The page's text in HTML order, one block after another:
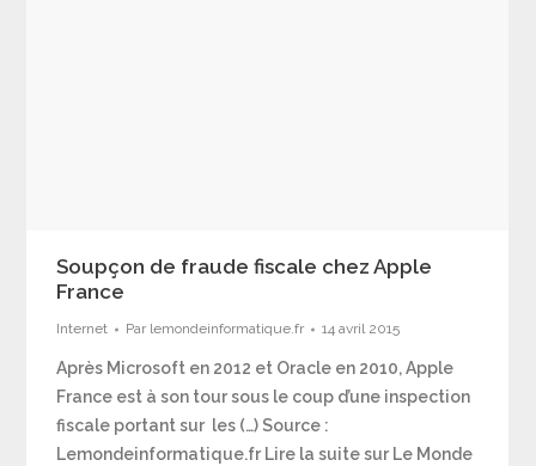
Soupçon de fraude fiscale chez Apple
France
Internet Par lemondeinformatique.fr 14 avril 2015
Après Microsoft en 2012 et Oracle en 2010, Apple
France est à son tour sous le coup d’une inspection
fiscale portant sur les (…) Source :
Lemondeinformatique.fr Lire la suite sur Le Monde